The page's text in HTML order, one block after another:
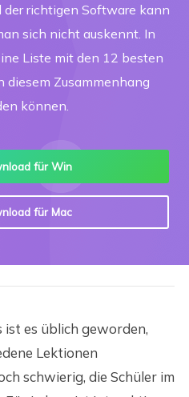
der richtigen Software kann
sich nicht auskennt. In
Liste mit den 12 besten
diesem Zusammenhang
können.
für Win
für Mac
es üblich geworden,
Lektionen
schwierig, die Schüler im